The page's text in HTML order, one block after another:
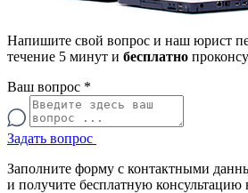
Напишите свой вопрос и наш юрист
течение 5 минут и бесплатно
Ваш вопрос *
Задать вопрос
Заполните форму с контактными
и получите бесплатную консультацию